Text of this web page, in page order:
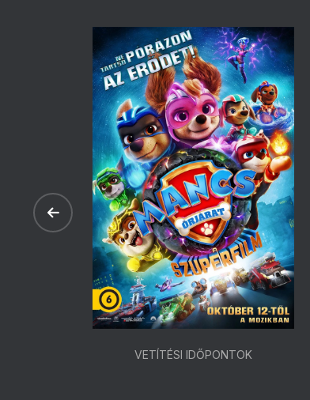
VETÍTÉSI IDŐPONTOK